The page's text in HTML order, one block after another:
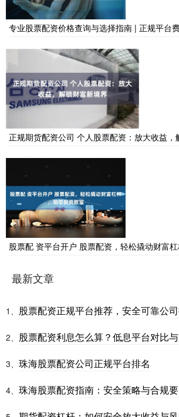
专业股票配资价格查询与选择指南 | 正规平台
正规期货配资公司 个人股票配资：放大收益，
股票配 资平台开户 股票配资，轻松撬动财富
最新文章
1、 股票配资正规平台推荐，安全可靠公
2、 股票配资利息怎么算？低息平台对比
3、 珠海股票配资公司正规平台排名
4、 珠海股票配资指南：安全策略与合规